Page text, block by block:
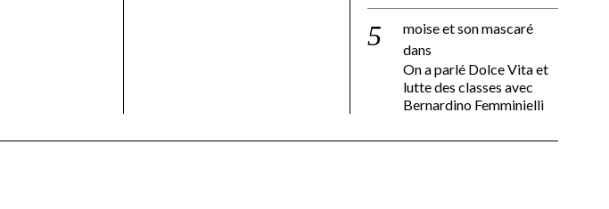
moise et son mascaré
dans
On a parlé Dolce Vita et
lutte des classes avec
Bernardino Femminielli